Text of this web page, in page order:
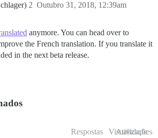
Outubro 31, 2018, 12:39am
2
anymore. You can head over to
the French translation. If you translate it
in the next beta release.
Respostas Visualizações
Atividade